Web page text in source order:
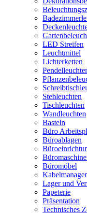
LED Streifen
Leuchtmittel
Lichterketten
Stehleuchten
Tischleuchten
Wandleuchten
Basteln
Büro
Büroablagen
Büromöbel
Lager und
Papeterie
Präsentation
Technisches